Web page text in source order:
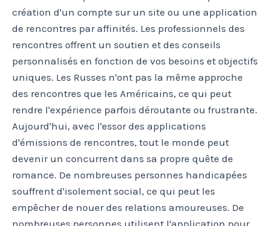
création d'un compte sur un site ou une application
de rencontres par affinités. Les professionnels des
rencontres offrent un soutien et des conseils
personnalisés en fonction de vos besoins et objectifs
uniques. Les Russes n'ont pas la même approche
des rencontres que les Américains, ce qui peut
rendre l'expérience parfois déroutante ou frustrante.
Aujourd'hui, avec l'essor des applications
d'émissions de rencontres, tout le monde peut
devenir un concurrent dans sa propre quête de
romance. De nombreuses personnes handicapées
souffrent d'isolement social, ce qui peut les
empêcher de nouer des relations amoureuses. De
nombreuses personnes utilisent l'application pour